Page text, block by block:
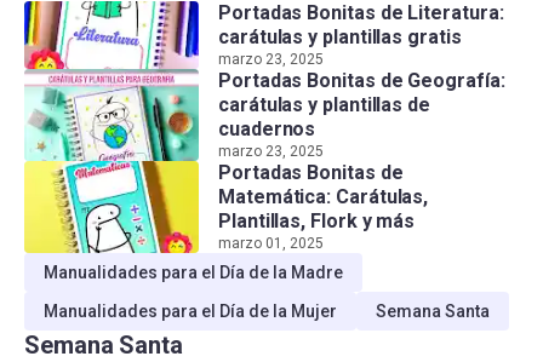
Portadas Bonitas de Literatura:
carátulas y plantillas gratis
marzo 23, 2025
Portadas Bonitas de Geografía:
carátulas y plantillas de
cuadernos
marzo 23, 2025
Portadas Bonitas de
Matemática: Carátulas,
Plantillas, Flork y más
marzo 01, 2025
Manualidades para el Día de la Madre
Manualidades para el Día de la Mujer
Semana Santa
Semana Santa